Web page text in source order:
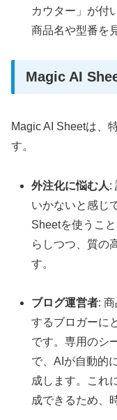
カウター」が付
商品名や型番を
Magic AI
Magic AI Sheetは、
す。
外注化に悩む人:
いかないと感じ
Sheetを使うこ
らしつつ、質の
す。
ブログ運営者:
するブロガーに
です。専用のシ
で、AIが自動的
成します。これ
成できるため、